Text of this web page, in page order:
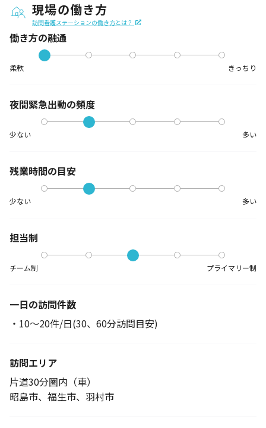
現場の働き方
訪問看護ステーションの働き方とは？
働き方の融通
柔軟 きっちり
夜間緊急出動の頻度
少ない 多い
残業時間の目安
少ない 多い
担当制
チーム制 プライマリー制
一日の訪問件数
・10～20件/日(30、60分訪問目安)
訪問エリア
片道30分圏内（車）
昭島市、福生市、羽村市